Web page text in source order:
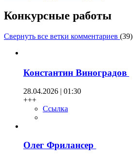
Конкурсные работы
Свернуть все ветки комментариев (39)
Константин Виноградов
28.04.2026 | 01:30
+++
Ссылка
Олег Фрилансер